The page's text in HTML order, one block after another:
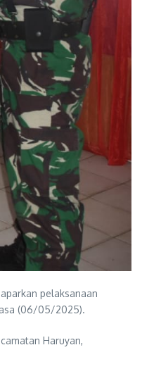
pelaksanaan
(06/05/2025).
Haruyan,